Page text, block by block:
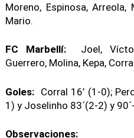
Moreno, Espinosa,
Mario.
FC Marbellí:
Joel,
Guerrero, Molina, Kepa,
Goles: Corral 16’ (1-0);
1) y Joselinho 83´(2-2) y
Observaciones: